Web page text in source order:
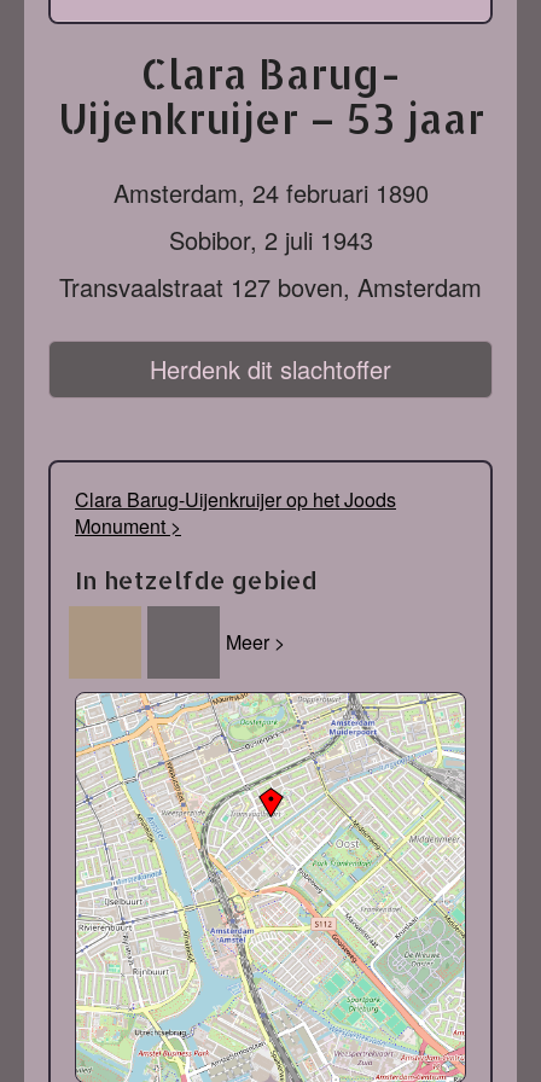
Clara Barug-
Uijenkruijer – 53 jaar
Amsterdam, 24 februari 1890
Sobibor, 2 juli 1943
Transvaalstraat 127 boven, Amsterdam
Herdenk dit slachtoffer
Clara Barug-Uijenkruijer op het Joods
Monument >
In hetzelfde gebied
Meer >